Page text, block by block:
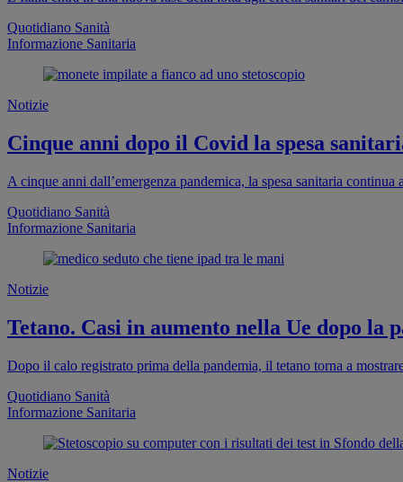
Quotidiano Sanità
Informazione Sanitaria
Notizie
Cinque anni dopo il Covid la spesa
A cinque anni dall’emergenza pandemica, la spesa sanitaria
Quotidiano Sanità
Informazione Sanitaria
Notizie
Tetano. Casi in aumento nella Ue dopo la
Dopo il calo registrato prima della pandemia, il tetano torna a
Quotidiano Sanità
Informazione Sanitaria
Notizie